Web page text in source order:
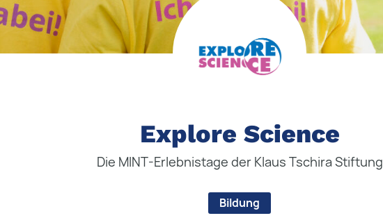
Explore Science
Die MINT-Erlebnistage der Klaus Tschira Stiftung
Bildung